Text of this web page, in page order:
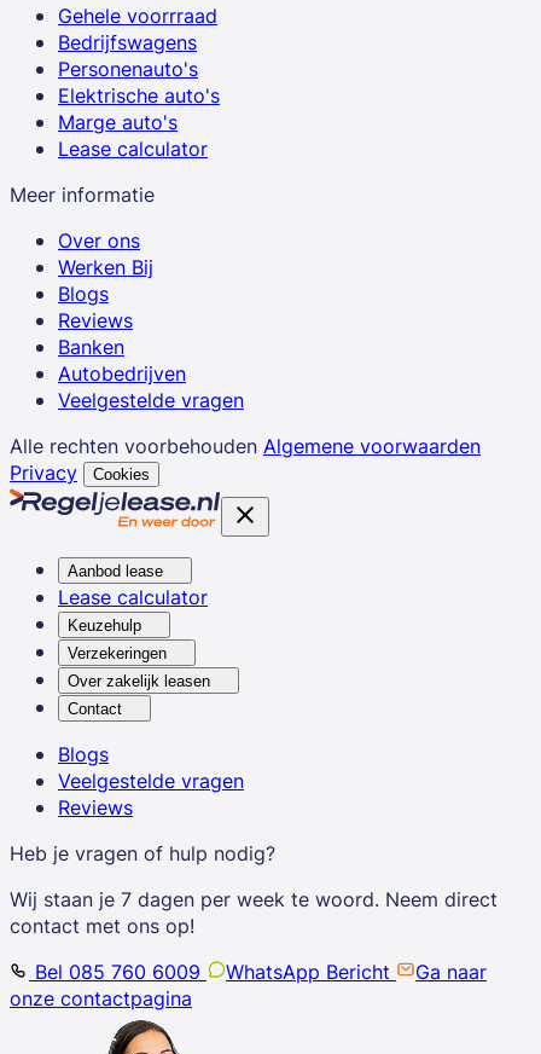
Gehele voorrraad
Bedrijfswagens
Personenauto's
Elektrische auto's
Marge auto's
Lease calculator
Meer informatie
Over ons
Werken Bij
Blogs
Reviews
Banken
Autobedrijven
Veelgestelde vragen
Alle rechten voorbehouden Algemene voorwaarden
Privacy
Cookies
Aanbod lease
Lease calculator
Keuzehulp
Verzekeringen
Over zakelijk leasen
Contact
Blogs
Veelgestelde vragen
Reviews
Heb je vragen of hulp nodig?
Wij staan je 7 dagen per week te woord. Neem direct
contact met ons op!
Bel 085 760 6009
WhatsApp Bericht
Ga naar
onze contactpagina